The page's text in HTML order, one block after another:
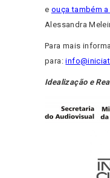
e ouça também
Alessandra
Para mais
para:
Idealização e